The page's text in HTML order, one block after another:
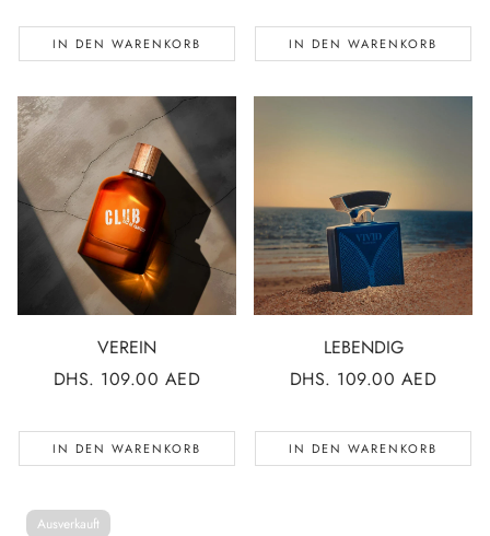
IN DEN WARENKORB IN DEN WARENKORB
VEREIN
NORMALER
DHS. 109.00 AED
IN DEN WARENKORB
LEBENDIG
NORMALER
DHS. 109.00 AED
IN DEN WARENKORB
Ausverkauft